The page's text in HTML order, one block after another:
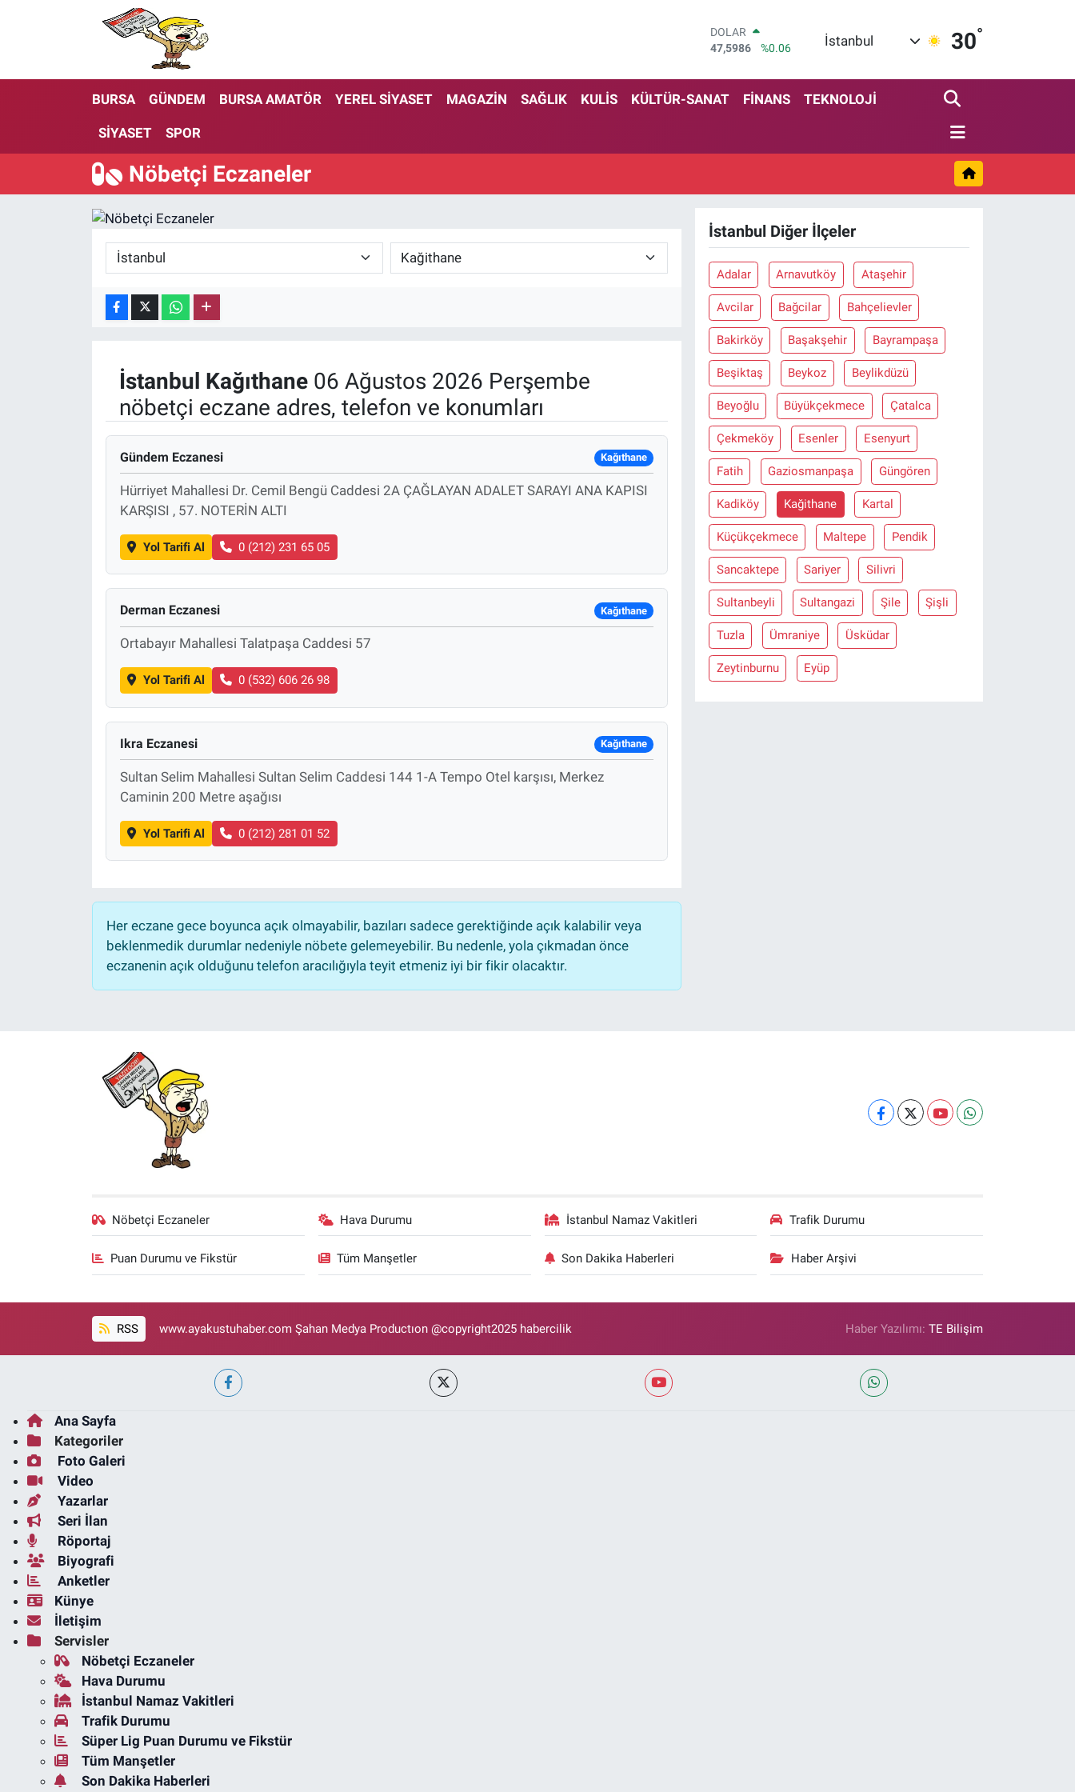
DOLAR
47,5986
%0.06
55,0700
%0.1
STERLİN
BITCOIN
İstanbul 30°
BURSA GÜNDEM BURSA AMATÖR YEREL SİYASET MAGAZİN SAĞLIK KULİS KÜLTÜR-SANAT FİNANS TEKNOLOJİ
SİYASET SPOR
Nöbetçi Eczaneler
İstanbul Kağıthane06 Ağustos 2026 Perşembe
nöbetçi eczane adres, telefon ve konumları
Gündem Eczanesi Kağıthane
Hürriyet Mahallesi Dr. Cemil Bengü Caddesi 2A ÇAĞLAYAN ADALET SARAYI ANA KAPISI
KARŞISI , 57. NOTERİN ALTI
Yol Tarifi Al 0 (212) 231 65 05
Derman Eczanesi Kağıthane
Ortabayır Mahallesi Talatpaşa Caddesi 57
Yol Tarifi Al 0 (532) 606 26 98
Ikra Eczanesi Kağıthane
Sultan Selim Mahallesi Sultan Selim Caddesi 144 1-A Tempo Otel karşısı, Merkez
Caminin 200 Metre aşağısı
Yol Tarifi Al 0 (212) 281 01 52
Her eczane gece boyunca açık olmayabilir, bazıları sadece gerektiğinde açık kalabilir veya
beklenmedik durumlar nedeniyle nöbete gelemeyebilir. Bu nedenle, yola çıkmadan önce
eczanenin açık olduğunu telefon aracılığıyla teyit etmeniz iyi bir fikir olacaktır.
İstanbul Diğer İlçeler
Adalar Arnavutköy Ataşehir
Avcilar Bağcilar Bahçelievler
Bakirköy Başakşehir Bayrampaşa
Beşiktaş Beykoz Beylikdüzü
Beyoğlu Büyükçekmece Çatalca
Çekmeköy Esenler Esenyurt
Fatih Gaziosmanpaşa Güngören
Kadiköy Kağithane Kartal
Küçükçekmece Maltepe Pendik
Sancaktepe Sariyer Silivri
Sultanbeyli Sultangazi Şile Şişli
Tuzla Ümraniye Üsküdar
Zeytinburnu Eyüp
Nöbetçi Eczaneler Hava Durumu İstanbul Namaz Vakitleri Trafik Durumu
Puan Durumu ve Fikstür Tüm Manşetler Son Dakika Haberleri Haber Arşivi
RSS www.ayakustuhaber.com Şahan Medya Productıon @copyright2025 habercilik Haber Yazılımı:TE Bilişim
Ana Sayfa
Kategoriler
Foto Galeri
Video
Yazarlar
Seri İlan
Röportaj
Biyografi
Anketler
Künye
İletişim
Servisler
Nöbetçi Eczaneler
Hava Durumu
İstanbul Namaz Vakitleri
Trafik Durumu
Süper Lig Puan Durumu ve Fikstür
Tüm Manşetler
Son Dakika Haberleri